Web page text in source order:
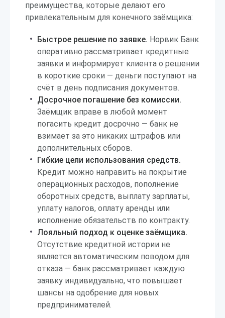
преимущества, которые делают его
привлекательным для конечного заёмщика:
Быстрое решение по заявке. Норвик Банк
оперативно рассматривает кредитные
заявки и информирует клиента о решении
в короткие сроки — деньги поступают на
счёт в день подписания документов.
Досрочное погашение без комиссии.
Заёмщик вправе в любой момент
погасить кредит досрочно — банк не
взимает за это никаких штрафов или
дополнительных сборов.
Гибкие цели использования средств.
Кредит можно направить на покрытие
операционных расходов, пополнение
оборотных средств, выплату зарплаты,
уплату налогов, оплату аренды или
исполнение обязательств по контракту.
Лояльный подход к оценке заёмщика.
Отсутствие кредитной истории не
является автоматическим поводом для
отказа — банк рассматривает каждую
заявку индивидуально, что повышает
шансы на одобрение для новых
предпринимателей.